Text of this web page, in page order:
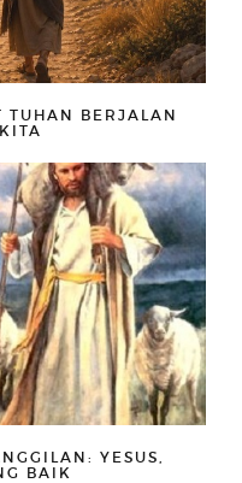
TUHAN BERJALAN
YESUS,
BAIK